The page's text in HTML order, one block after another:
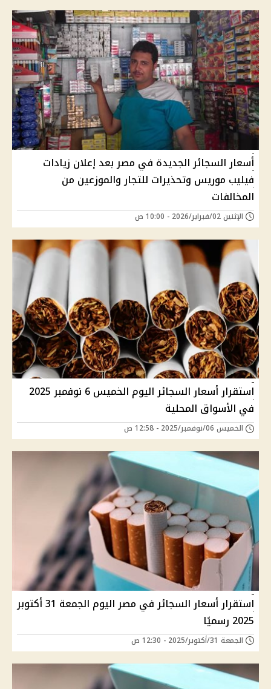
أسعار السجائر الجديدة في مصر بعد إعلان زيادات
فيليب موريس وتحذيرات للتجار والموزعين من
المخالفات
الإثنين 02/فبراير/2026 - 10:00 ص
استقرار أسعار السجائر اليوم الخميس 6 نوفمبر 2025
في الأسواق المحلية
الخميس 06/نوفمبر/2025 - 12:58 ص
استقرار أسعار السجائر في مصر اليوم الجمعة 31 أكتوبر
2025 رسميًا
الجمعة 31/أكتوبر/2025 - 12:30 ص